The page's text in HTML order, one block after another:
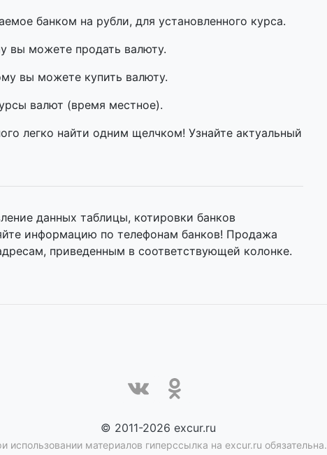
банком на рубли, для установленного курса.
вы можете продать валюту.
вы можете купить валюту.
валют (время местное).
легко найти одним щелчком! Узнайте актуальный
данных таблицы, котировки банков
информацию по телефонам банков! Продажа
приведенным в соответствующей колонке.
© 2011-2026 excur.ru
использовании материалов гиперссылка на excur.ru обязательна.